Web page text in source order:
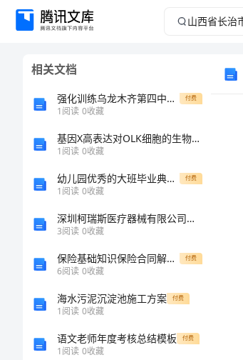
山
2024
相关文档
强化训练乌龙木齐第四中学数学七年级上册第四单元几何图形初步专题攻克试题（含详细解析） 付费
1阅读 0收藏
基因X高表达对OLK细胞的生物学影响的开题报告
1阅读 0收藏
幼儿园优秀的大班毕业典礼主持词 付费
1阅读 0收藏
深圳柯瑞斯医疗器械有限公司介绍企业发展分析报告
3阅读 0收藏
保险基础知识保险合同解读（讲师手册大纲) 付费
6阅读 0收藏
海水污泥沉淀池施工方案 付费
1阅读 0收藏
语文老师年度考核总结模板 付费
1阅读 0收藏